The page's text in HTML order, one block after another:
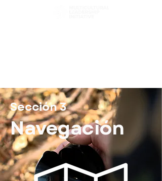
Sección 3
Navegación